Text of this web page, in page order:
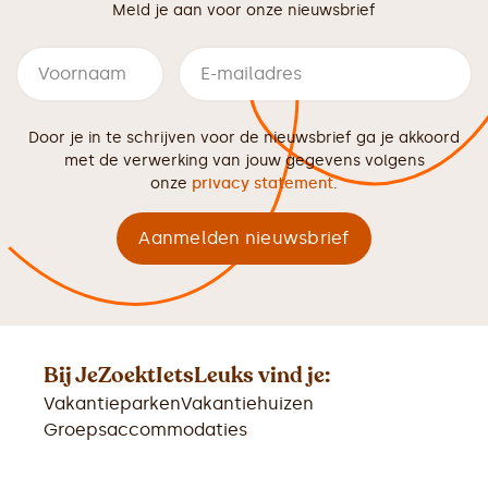
Meld je aan voor onze nieuwsbrief
Door je in te schrijven voor de nieuwsbrief ga je akkoord
met de verwerking van jouw gegevens volgens
onze privacy statement.
Bij JeZoektIetsLeuks vind je:
VakantieparkenVakantiehuizen
Groepsaccommodaties